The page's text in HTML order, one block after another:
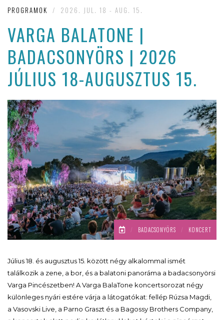
PROGRAMOK / 2026. JUL. 18 - AUG. 15.
VARGA BALATONE |
BADACSONYÖRS | 2026
JÚLIUS 18-AUGUSZTUS 15.
/ BADACSONYÖRS / KONCERT
Július 18. és augusztus 15. között négy alkalommal ismét
találkozik a zene, a bor, és a balatoni panoráma a badacsonyörsi
Varga Pincészetben! A Varga BalaTone koncertsorozat négy
különleges nyári estére várja a látogatókat: fellép Rúzsa Magdi,
a Vasovski Live, a Parno Graszt és a Bagossy Brothers Company,